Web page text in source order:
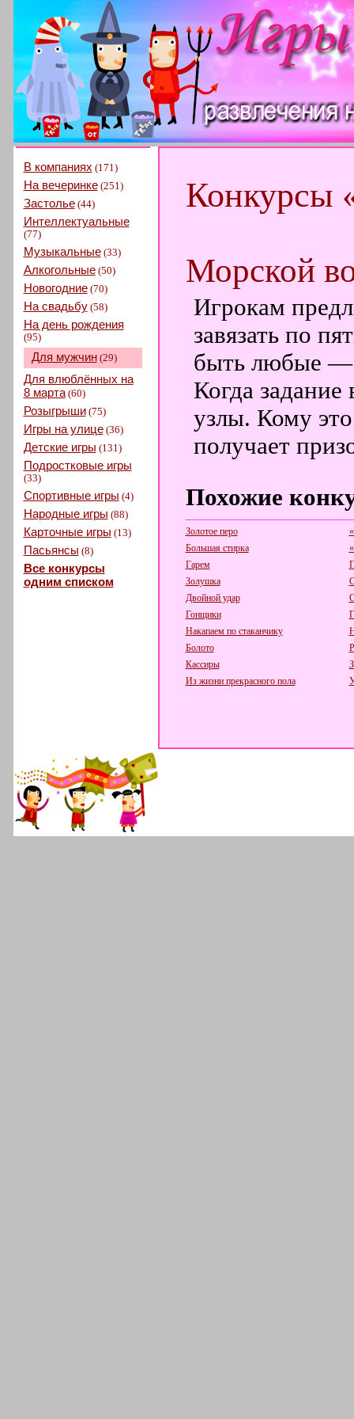
В компаниях (171)
На вечеринке(251)
Застолье(44)
Интеллектуальные
(77)
Музыкальные(33)
Алкогольные(50)
Новогодние(70)
На свадьбу(58)
На день рождения
(95)
Для мужчин(29)
Для влюблённых на
8 марта(60)
Розыгрыши(75)
Игры на улице(36)
Детские игры (131)
Подростковые игры
(33)
Спортивные игры (4)
Народные игры (88)
Карточные игры (13)
Пасьянсы (8)
Все конкурсы
одним списком
Конкурсы
Морской
Игрокам
завязать по
быть любые —
Когда задание
узлы. Кому это
получает
Похожие
Золотое перо
Большая стирка
Гарем
Золушка
Двойной удар
Гонщики
Накапаем по стаканчику
Болото
Кассиры
Из жизни прекрасного пола